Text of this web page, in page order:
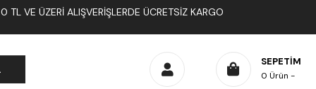
VE ÜZERI ALIŞVERIŞLERDE ÜCRETSIZ KARGO
SEPETIM
0 Ürün